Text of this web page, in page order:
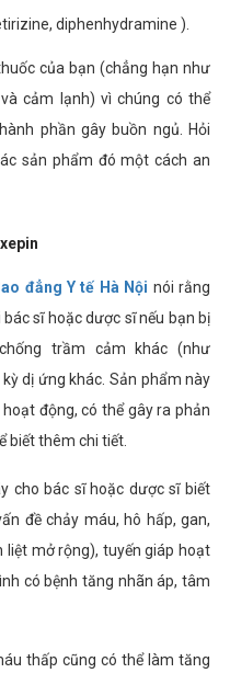
diphenhydramine ).
của bạn (chẳng hạn như
cảm lạnh) vì chúng có thể
phần gây buồn ngủ. Hỏi
sản phẩm đó một cách an
đẳng Y tế Hà Nội nói rằng
bác sĩ hoặc dược sĩ nếu bạn bị
trầm cảm khác (như
dị ứng khác. Sản phẩm này
động, có thể gây ra phản
biết thêm chi tiết.
cho bác sĩ hoặc dược sĩ biết
đề chảy máu, hô hấp, gan,
liệt mở rộng), tuyến giáp hoạt
có bệnh tăng nhãn áp, tâm
thấp cũng có thể làm tăng